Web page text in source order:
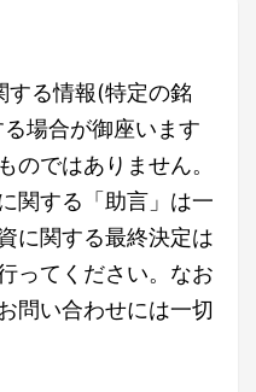
する情報(特定の銘
場合が御座います
のではありません。
関する「助言」は一
に関する最終決定は
ってください。なお
問い合わせには一切